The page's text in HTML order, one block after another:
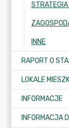
INNE
LOKALE
INFORMACJE
INFORMACJA